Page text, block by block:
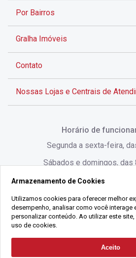
Solicitar
Por Bairros
Gralha Imóveis
Contato
Nossas Lojas e Centrais de
Rua Lauro Linhares, 1080 -
SC
(48) 3220-1045
Horário de
Segunda a sexta-feira,
Sábados e domingos, das
2021 Copyright - Gralha Imóveis CRECI
Armazenamento de Cookies
Utilizamos cookies para oferecer melhor
desempenho, analisar como você interage
personalizar conteúdo. Ao utilizar este
uso de cookies.
Aceito